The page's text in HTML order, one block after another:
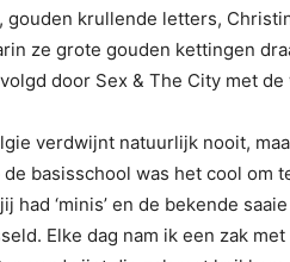
gouden krullende letters,
ze grote gouden kettingen
door Sex & The City met
verdwijnt natuurlijk nooit,
basisschool was het cool om
had ‘minis’ en de bekende
Elke dag nam ik een zak